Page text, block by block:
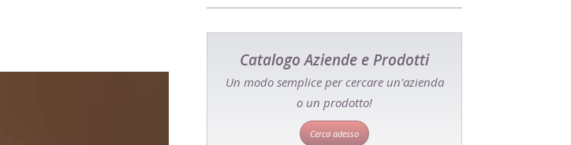
Catalogo Aziende e Prodotti
Un modo semplice per cercare un'azienda
o un prodotto!
Cerca adesso